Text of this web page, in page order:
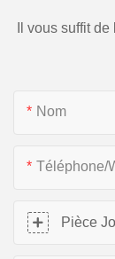
Il vous suffit
Nom
Téléphone/
Pièce